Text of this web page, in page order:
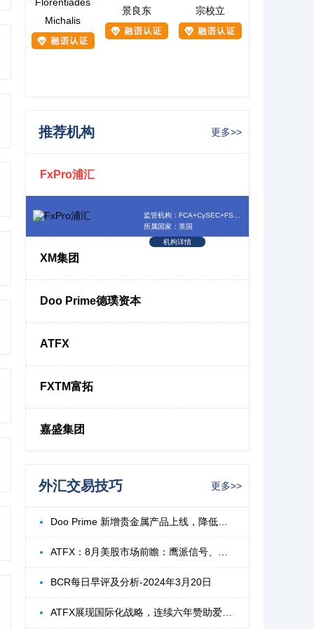
Michalis
景良东 宗校立
推荐机构 更多>>
FxPro浦汇
所属国家：英国
机构详情
XM集团
Doo Prime德璞资本
ATFX
FXTM富拓
嘉盛集团
外汇交易技巧 更多>>
BCR每日早评及分析-2024年3月20日